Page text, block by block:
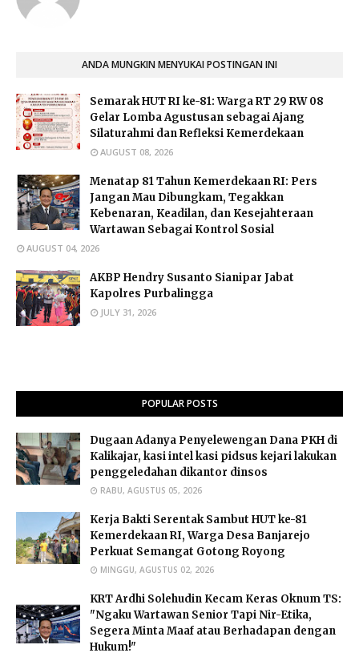
ANDA MUNGKIN MENYUKAI POSTINGAN INI
Semarak HUT RI ke-81: Warga RT 29 RW 08
Gelar Lomba Agustusan sebagai Ajang
Silaturahmi dan Refleksi Kemerdekaan
AUGUST 08, 2026
Menatap 81 Tahun Kemerdekaan RI: Pers
Jangan Mau Dibungkam, Tegakkan
Kebenaran, Keadilan, dan Kesejahteraan
Wartawan Sebagai Kontrol Sosial
AUGUST 04, 2026
AKBP Hendry Susanto Sianipar Jabat
Kapolres Purbalingga
JULY 31, 2026
POPULAR POSTS
Dugaan Adanya Penyelewengan Dana PKH di
Kalikajar, kasi intel kasi pidsus kejari lakukan
penggeledahan dikantor dinsos
RABU, AGUSTUS 05, 2026
Kerja Bakti Serentak Sambut HUT ke-81
Kemerdekaan RI, Warga Desa Banjarejo
Perkuat Semangat Gotong Royong
MINGGU, AGUSTUS 02, 2026
​KRT Ardhi Solehudin Kecam Keras Oknum TS:
"Ngaku Wartawan Senior Tapi Nir-Etika,
Segera Minta Maaf atau Berhadapan dengan
Hukum!"